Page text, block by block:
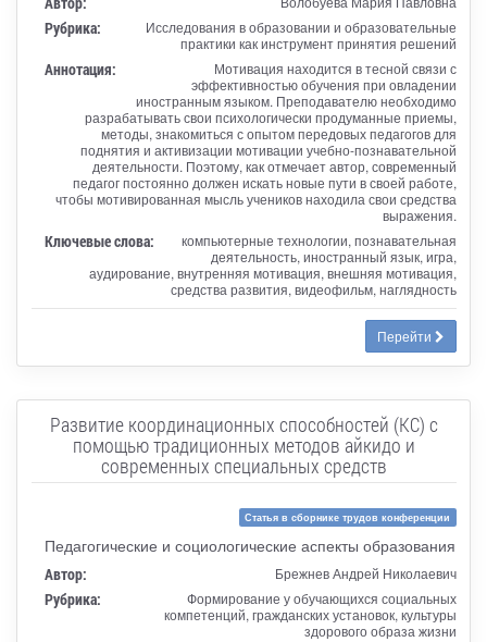
Рубрика:
Исследования в образовании и образовательные
практики как инструмент принятия решений
Аннотация:
Мотивация находится в тесной связи с
эффективностью обучения при овладении
иностранным языком. Преподавателю необходимо
разрабатывать свои психологически продуманные приемы,
методы, знакомиться с опытом передовых педагогов для
поднятия и активизации мотивации учебно-познавательной
деятельности. Поэтому, как отмечает автор, современный
педагог постоянно должен искать новые пути в своей работе,
чтобы мотивированная мысль учеников находила свои средства
выражения.
Ключевые слова:
компьютерные технологии, познавательная
деятельность, иностранный язык, игра,
аудирование, внутренняя мотивация, внешняя мотивация,
средства развития, видеофильм, наглядность
Перейти
Развитие координационных способностей (КС) с
помощью традиционных методов айкидо и
современных специальных средств
Статья в сборнике трудов конференции
Педагогические и социологические аспекты образования
Автор: Брежнев Андрей Николаевич
Рубрика:
Формирование у обучающихся социальных
компетенций, гражданских установок, культуры
здорового образа жизни